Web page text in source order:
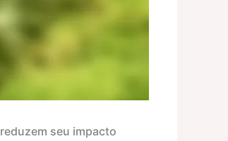
seu impacto